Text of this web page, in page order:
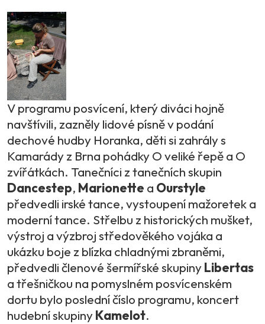
V programu posvícení, který diváci hojně
navštívili, zazněly lidové písně v podání
dechové hudby Horanka, děti si zahrály s
Kamarády z Brna pohádky O veliké řepě a O
zvířátkách. Tanečníci z tanečních skupin
Dancestep, Marionette a Ourstyle
předvedli irské tance, vystoupení mažoretek a
moderní tance. Střelbu z historických mušket,
výstroj a výzbroj středověkého vojáka a
ukázku boje z blízka chladnými zbraněmi,
předvedli členové šermířské skupinyLibertas
a třešničkou na pomyslném posvícenském
dortu bylo poslední číslo programu, koncert
hudební skupinyKamelot.